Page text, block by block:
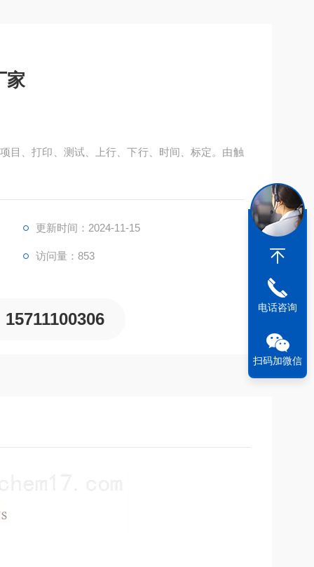
家
目、打印、测试、上行、下行、时间、标定。由触
更新时间：2024-11-15
访问量：853
15711100306
电话咨询
扫码加微信